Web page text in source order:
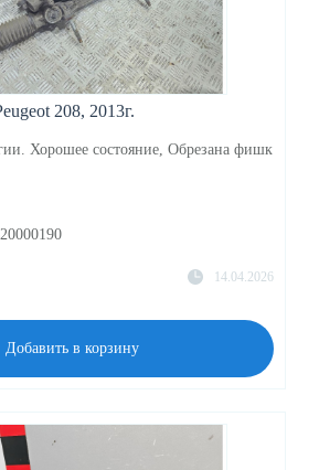
208, 2013г.
Хорошее состояние, Обрезана фишк
14.04.2026
Добавить в корзину